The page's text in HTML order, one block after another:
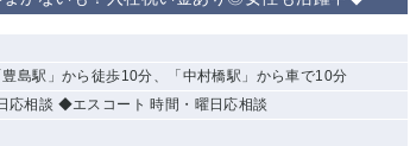
島駅」から徒歩10分、「中村橋駅」から車で10分
応相談 ◆エスコート 時間・曜日応相談
大井町 大泉学園